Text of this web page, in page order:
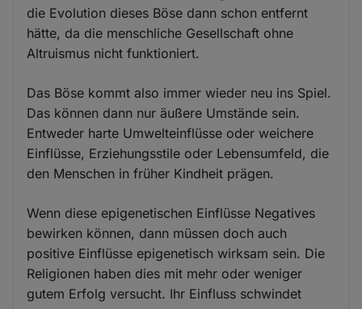
die Evolution dieses Böse dann schon entfernt
hätte, da die menschliche Gesellschaft ohne
Altruismus nicht funktioniert.
Das Böse kommt also immer wieder neu ins Spiel.
Das können dann nur äußere Umstände sein.
Entweder harte Umwelteinflüsse oder weichere
Einflüsse, Erziehungsstile oder Lebensumfeld, die
den Menschen in früher Kindheit prägen.
Wenn diese epigenetischen Einflüsse Negatives
bewirken können, dann müssen doch auch
positive Einflüsse epigenetisch wirksam sein. Die
Religionen haben dies mit mehr oder weniger
gutem Erfolg versucht. Ihr Einfluss schwindet